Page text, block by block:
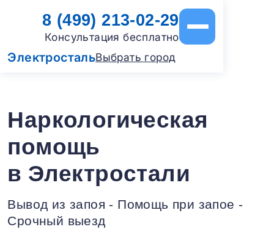
ЭлектростальВыбрать город
8 (499) 213-02-29
Консультация бесплатно
Наркологическая
помощь
в Электростали
Вывод из запоя - Помощь при запое -
Срочный выезд